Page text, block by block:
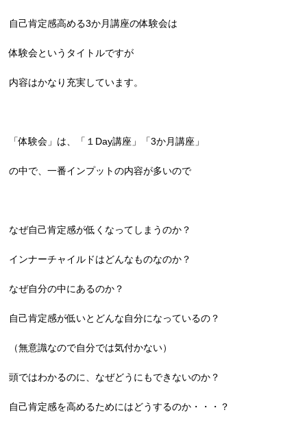
自己肯定感高める3か月講座の体験会は
体験会というタイトルですが
内容はかなり充実しています。
「体験会」は、「１Day講座」「3か月講座」
の中で、一番インプットの内容が多いので
なぜ自己肯定感が低くなってしまうのか？
インナーチャイルドはどんなものなのか？
なぜ自分の中にあるのか？
自己肯定感が低いとどんな自分になっているの？
（無意識なので自分では気付かない）
頭ではわかるのに、なぜどうにもできないのか？
自己肯定感を高めるためにはどうするのか・・・？